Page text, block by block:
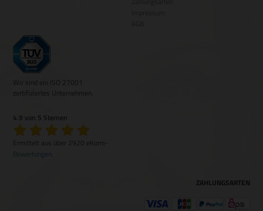
Wir sind ein ISO 27001
zertifiziertes Unternehmen.
4.9 von 5 Sternen
Ermittelt aus über 2920 eKomi-
Bewertungen
ZAHLUNGSARTEN